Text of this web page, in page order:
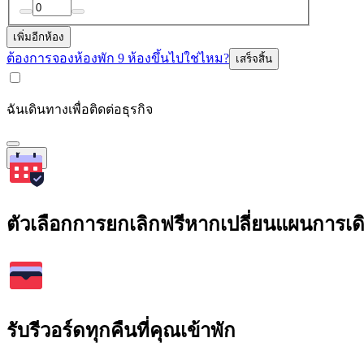
เพิ่มอีกห้อง
ต้องการจองห้องพัก 9 ห้องขึ้นไปใช่ไหม? เสร็จสิ้น
ฉันเดินทางเพื่อติดต่อธุรกิจ
ค้นหา
ตัวเลือกการยกเลิกฟรีหากเปลี่ยนแผนการเ
รับรีวอร์ดทุกคืนที่คุณเข้าพัก